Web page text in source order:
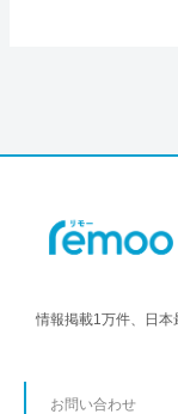
情報掲載1万件、日本
お問い合わせ